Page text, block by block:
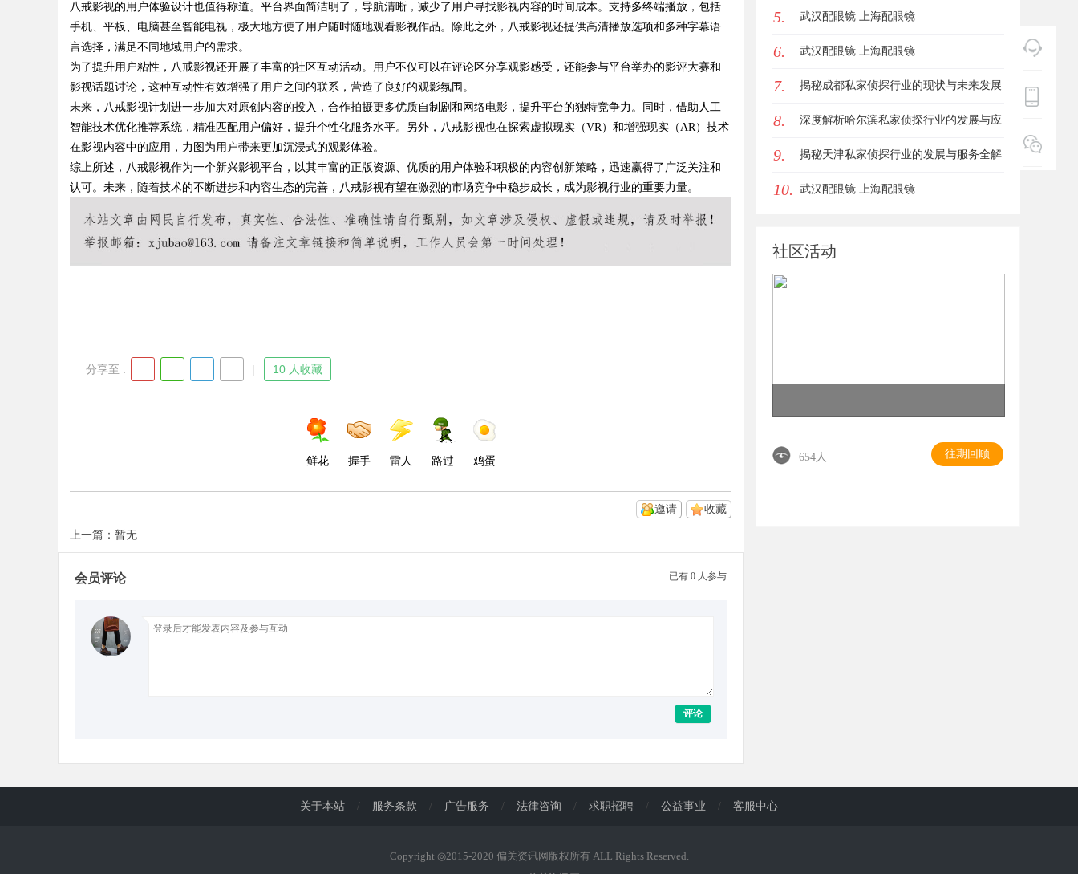
!
Bo
八戒影视的用户体验设计也值得称道。平台界面简洁明了，导航清晰，减少了用户寻找影视内容的时间成本。支持多终端播放，包括
手机、平板、电脑甚至智能电视，极大地方便了用户随时随地观看影视作品。除此之外，八戒影视还提供高清播放选项和多种字幕语
言选择，满足不同地域用户的需求。
为了提升用户粘性，八戒影视还开展了丰富的社区互动活动。用户不仅可以在评论区分享观影感受，还能参与平台举办的影评大赛和
影视话题讨论，这种互动性有效增强了用户之间的联系，营造了良好的观影氛围。
未来，八戒影视计划进一步加大对原创内容的投入，合作拍摄更多优质自制剧和网络电影，提升平台的独特竞争力。同时，借助人工
智能技术优化推荐系统，精准匹配用户偏好，提升个性化服务水平。另外，八戒影视也在探索虚拟现实（VR）和增强现实（AR）技术
在影视内容中的应用，力图为用户带来更加沉浸式的观影体验。
综上所述，八戒影视作为一个新兴影视平台，以其丰富的正版资源、优质的用户体验和积极的内容创新策略，迅速赢得了广泛关注和
认可。未来，随着技术的不断进步和内容生态的完善，八戒影视有望在激烈的市场竞争中稳步成长，成为影视行业的重要力量。
分享至 : 10 人收藏
鲜花 握手 雷人 路过 鸡蛋
收藏
邀请
上一篇：暂无
已有 0 人参与
会员评论
评论
女生的气质加分项
5. 武汉配眼镜 上海配眼镜
6. 武汉配眼镜 上海配眼镜
7. 揭秘成都私家侦探行业的现状与未来发展
趋势
8. 深度解析哈尔滨私家侦探行业的发展与应
用现状
9. 揭秘天津私家侦探行业的发展与服务全解
析
10. 武汉配眼镜 上海配眼镜
社区活动
654人 往期回顾
关于本站 / 服务条款 / 广告服务 / 法律咨询 / 求职招聘 / 公益事业 / 客服中心
Copyright ◎2015-2020 偏关资讯网版权所有 ALL Rights Reserved.